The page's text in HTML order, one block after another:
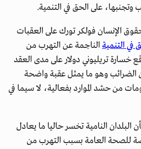
على الحق في التنمية.
الإنسان فولكر تورك على العقبات
في التنمية الناجمة عن التهرب من
خسارة تريليوني دولار على مدى العقد
الضرائب وهو ما يمثل عقبة واضحة
من حشد الموارد بفعالية، لا سيما في
البلدان النامية تخسر حاليا ما يعادل
للصحة العامة بسبب التهرب من